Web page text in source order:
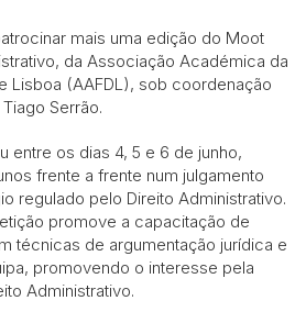
mais uma edição do Moot
da Associação Académica da
Lisboa (AAFDL), sob coordenação
Serrão.
entre os dias 4, 5 e 6 de junho,
frente a frente num julgamento
regulado pelo Direito Administrativo.
promove a capacitação de
técnicas de argumentação jurídica e
promovendo o interesse pela
Administrativo.